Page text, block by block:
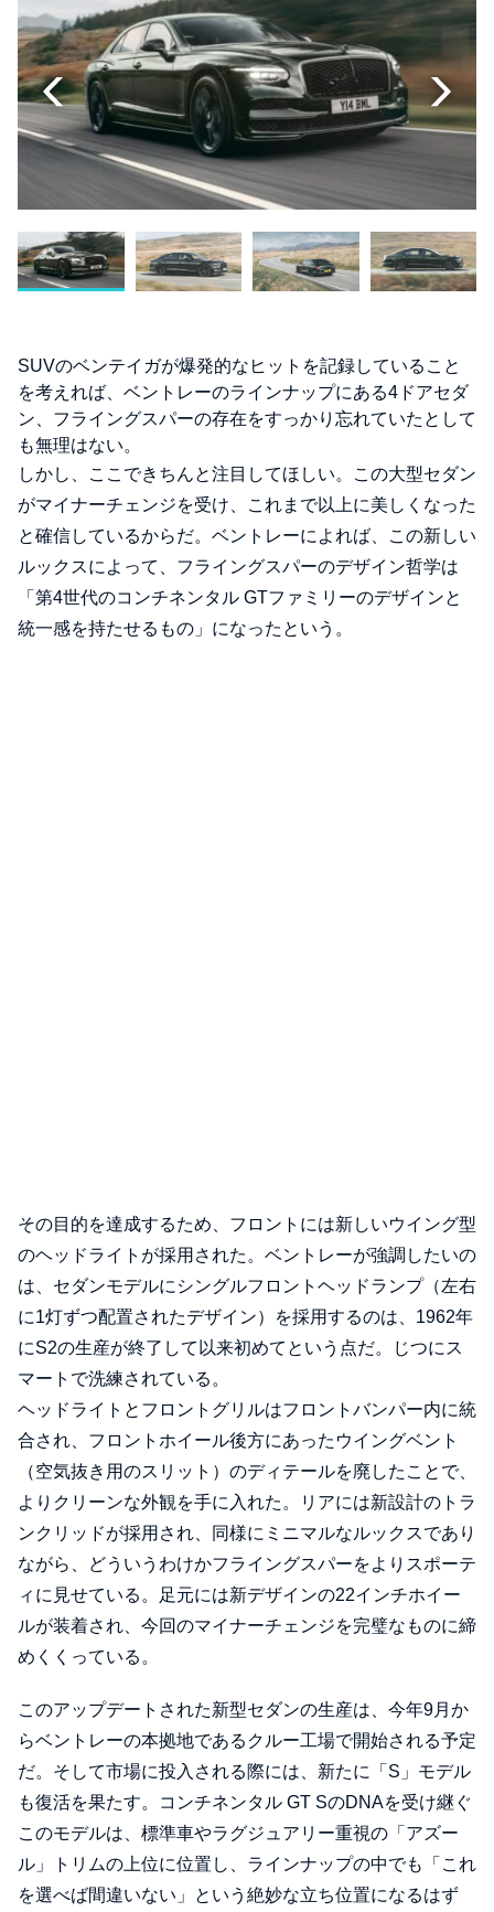
SUVのベンテイガが爆発的なヒットを記録していること
を考えれば、ベントレーのラインナップにある4ドアセダ
ン、フライングスパーの存在をすっかり忘れていたとして
も無理はない。
しかし、ここできちんと注目してほしい。この大型セダン
がマイナーチェンジを受け、これまで以上に美しくなった
と確信しているからだ。ベントレーによれば、この新しい
ルックスによって、フライングスパーのデザイン哲学は
「第4世代のコンチネンタル GTファミリーのデザインと
統一感を持たせるもの」になったという。
その目的を達成するため、フロントには新しいウイング型
のヘッドライトが採用された。ベントレーが強調したいの
は、セダンモデルにシングルフロントヘッドランプ（左右
に1灯ずつ配置されたデザイン）を採用するのは、1962年
にS2の生産が終了して以来初めてという点だ。じつにス
マートで洗練されている。
ヘッドライトとフロントグリルはフロントバンパー内に統
合され、フロントホイール後方にあったウイングベント
（空気抜き用のスリット）のディテールを廃したことで、
よりクリーンな外観を手に入れた。リアには新設計のトラ
ンクリッドが採用され、同様にミニマルなルックスであり
ながら、どういうわけかフライングスパーをよりスポーテ
ィに見せている。足元には新デザインの22インチホイー
ルが装着され、今回のマイナーチェンジを完璧なものに締
めくくっている。
このアップデートされた新型セダンの生産は、今年9月か
らベントレーの本拠地であるクルー工場で開始される予定
だ。そして市場に投入される際には、新たに「S」モデル
も復活を果たす。コンチネンタル GT SのDNAを受け継ぐ
このモデルは、標準車やラグジュアリー重視の「アズー
ル」トリムの上位に位置し、ラインナップの中でも「これ
を選べば間違いない」という絶妙な立ち位置になるはず